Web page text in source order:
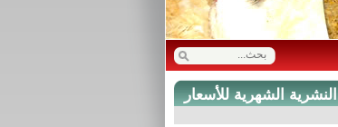
النشرية الشهرية للأسعار